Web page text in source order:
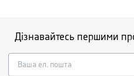
Дізнавайтесь першими